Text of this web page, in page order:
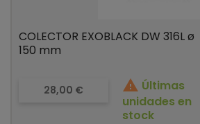
COLECTOR EXOBLACK DW 316L ø
150 mm
Precio
28,00 €  Últimas
unidades en
stock